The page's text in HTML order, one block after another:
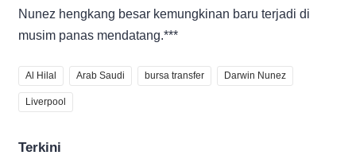
Nunez hengkang besar kemungkinan baru terjadi di
musim panas mendatang.***
Al Hilal Arab Saudi bursa transfer Darwin Nunez
Liverpool
Terkini